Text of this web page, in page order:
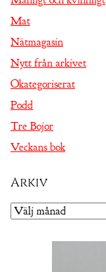
Mat
Nätmagasin
Nytt från arkivet
Okategoriserat
Podd
Tre Bojor
Veckans bok
Arkiv
Arkiv